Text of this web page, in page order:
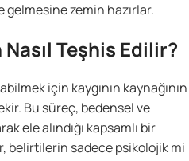
gelmesine zemin hazırlar.
Nasıl Teşhis Edilir?
için kaygının kaynağının
Bu süreç, bedensel ve
ele alındığı kapsamlı bir
belirtilerin sadece psikolojik mi